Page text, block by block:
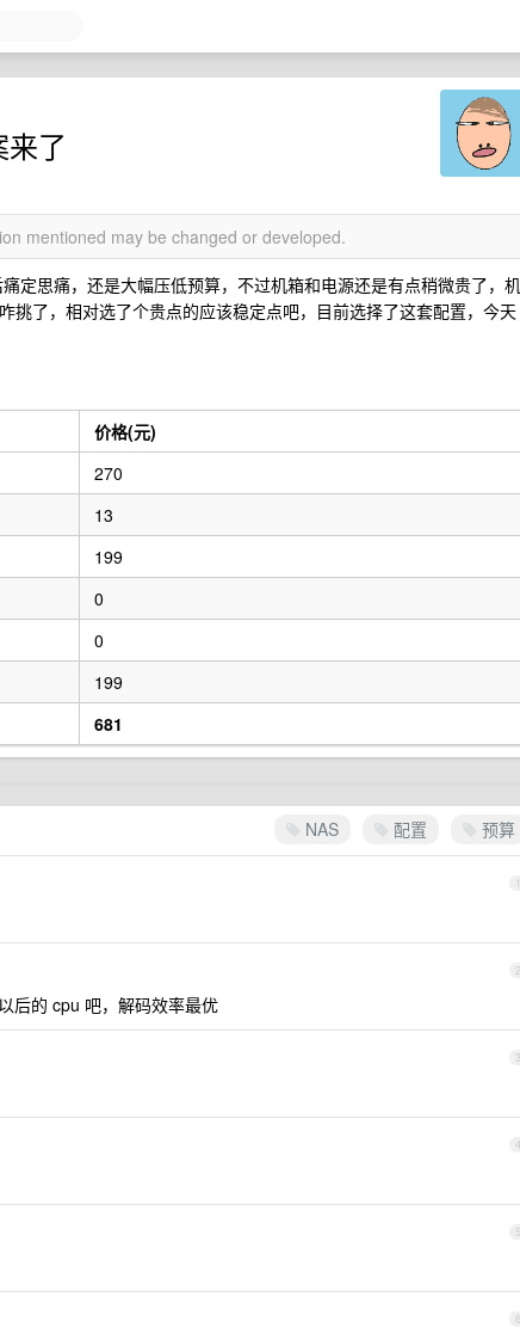
了
mentioned may be changed or developed.
定思痛，还是大幅压低预算，不过机箱和电源还是有点稍微贵了，机
挑了，相对选了个贵点的应该稳定点吧，目前选择了这套配置，今天
价格(元)
270
13
199
0
0
199
681
NAS 配置 预算
1
2
后的 cpu 吧，解码效率最优
3
4
5
6